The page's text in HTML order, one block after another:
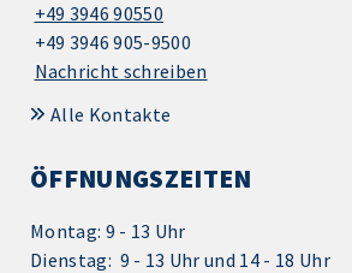
+49 3946 90550
+49 3946 905-9500
Nachricht schreiben
Alle Kontakte
ÖFFNUNGSZEITEN
Montag: 9 - 13 Uhr
Dienstag: 9 - 13 Uhr und 14 - 18 Uhr